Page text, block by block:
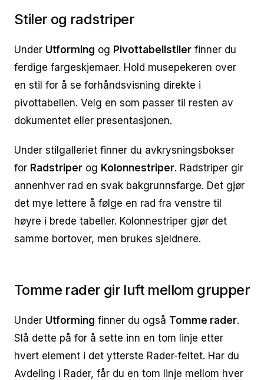
Stiler og radstriper
Under Utforming og Pivottabellstiler finner du
ferdige fargeskjemaer. Hold musepekeren over
en stil for å se forhåndsvisning direkte i
pivottabellen. Velg en som passer til resten av
dokumentet eller presentasjonen.
Under stilgalleriet finner du avkrysningsbokser
for Radstriper og Kolonnestriper. Radstriper gir
annenhver rad en svak bakgrunnsfarge. Det gjør
det mye lettere å følge en rad fra venstre til
høyre i brede tabeller. Kolonnestriper gjør det
samme bortover, men brukes sjeldnere.
Tomme rader gir luft mellom grupper
Under Utforming finner du også Tomme rader.
Slå dette på for å sette inn en tom linje etter
hvert element i det ytterste Rader-feltet. Har du
Avdeling i Rader, får du en tom linje mellom hver